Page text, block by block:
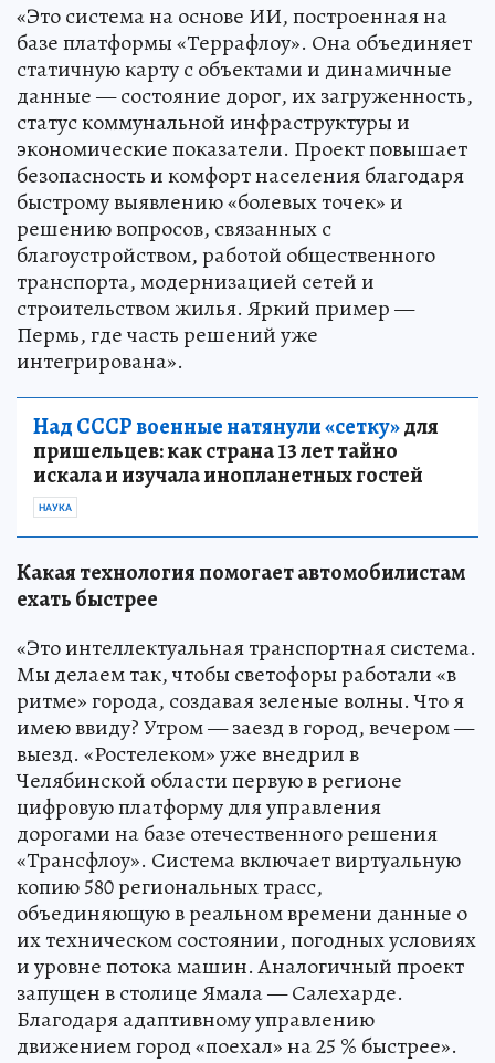
«Это система на основе ИИ, построенная на
базе платформы «Террафлоу». Она объединяет
статичную карту с объектами и динамичные
данные — состояние дорог, их загруженность,
статус коммунальной инфраструктуры и
экономические показатели. Проект повышает
безопасность и комфорт населения благодаря
быстрому выявлению «болевых точек» и
решению вопросов, связанных с
благоустройством, работой общественного
транспорта, модернизацией сетей и
строительством жилья. Яркий пример —
Пермь, где часть решений уже
интегрирована».
Над СССР военные натянули «сетку»для
пришельцев: как страна 13 лет тайно
искала и изучала инопланетных гостей
НАУКА
Какая технология помогает автомобилистам
ехать быстрее
«Это интеллектуальная транспортная система.
Мы делаем так, чтобы светофоры работали «в
ритме» города, создавая зеленые волны. Что я
имею ввиду? Утром — заезд в город, вечером —
выезд. «Ростелеком» уже внедрил в
Челябинской области первую в регионе
цифровую платформу для управления
дорогами на базе отечественного решения
«Трансфлоу». Система включает виртуальную
копию 580 региональных трасс,
объединяющую в реальном времени данные о
их техническом состоянии, погодных условиях
и уровне потока машин. Аналогичный проект
запущен в столице Ямала — Салехарде.
Благодаря адаптивному управлению
движением город «поехал» на 25 % быстрее».